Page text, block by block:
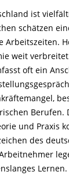
ist
schätzen
Arbeitszeiten.
weit
oft ein
Berufen.
und Praxis
des